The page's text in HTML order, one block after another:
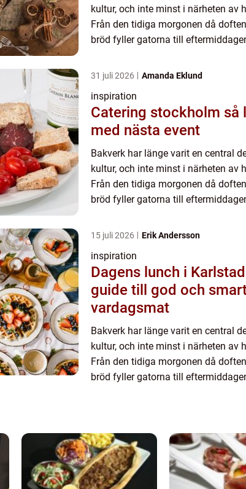
kultur, och inte minst i närheten av
Från den tidiga morgonen då
bröd fyller gatorna till
31 juli 2026 Amanda Eklund
inspiration
Catering stockholm så lyckas du
med nästa event
Bakverk har länge varit en central
kultur, och inte minst i närheten av
Från den tidiga morgonen då
bröd fyller gatorna till
15 juli 2026 Erik Andersson
inspiration
Dagens lunch i
guide till god och
vardagsmat
Bakverk har länge varit en central
kultur, och inte minst i närheten av
Från den tidiga morgonen då
bröd fyller gatorna till